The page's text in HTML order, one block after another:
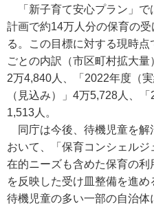
「新子育て安心プラン」で
計画で約14万人分の保育の
る。この目標に対する現時
ごとの内訳（市区町村拡大量
2万4,840人、「2022年度（
（見込み）」4万5,728人、
1,513人。
同庁は今後、待機児童を解
おいて、「保育コンシェル
在的ニーズも含めた保育の
を反映した受け皿整備を進め
待機児童の多い一部の自治